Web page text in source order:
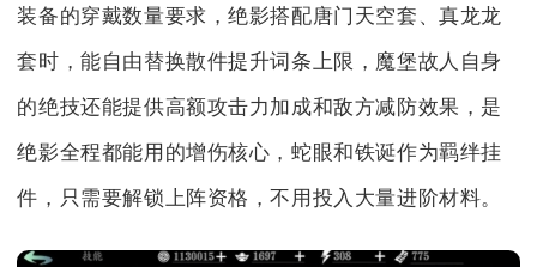
装备的穿戴数量要求，绝影搭配唐门天空套、真龙龙
套时，能自由替换散件提升词条上限，魔堡故人自身
的绝技还能提供高额攻击力加成和敌方减防效果，是
绝影全程都能用的增伤核心，蛇眼和铁诞作为羁绊挂
件，只需要解锁上阵资格，不用投入大量进阶材料。